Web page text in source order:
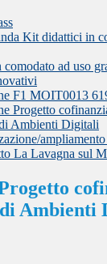
Kit didattici in
ad uso
F1 MOIT0013
Progetto
Ambienti Digitali
La Lavagna sul
Ambienti